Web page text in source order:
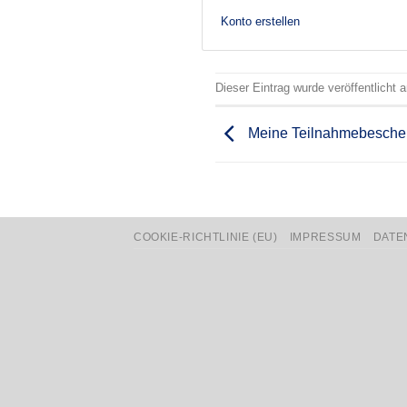
Konto erstellen
Dieser Eintrag wurde veröffentlicht
Meine
COOKIE-RICHTLINIE (EU) IMPRESSUM